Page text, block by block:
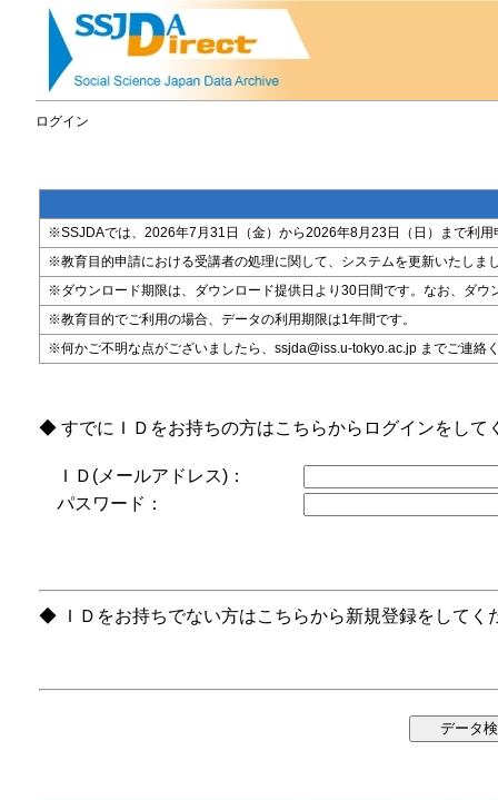
ログイン
※SSJDAでは、2026年7月31日（金）から2026年8月23日（日）まで利
※教育目的申請における受講者の処理に関して、システムを更新いたしま
※ダウンロード期限は、ダウンロード提供日より30日間です。なお、ダ
※教育目的でご利用の場合、データの利用期限は1年間です。
※何かご不明な点がございましたら、ssjda@iss.u-tokyo.ac.jp までご連絡
◆ すでにＩＤをお持ちの方はこちらからログインをして
ＩＤ(メールアドレス)：
パスワード：
◆ ＩＤをお持ちでない方はこちらから新規登録をしてく